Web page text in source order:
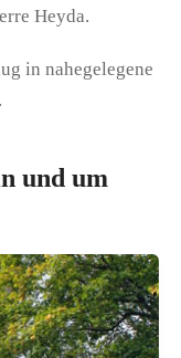
Heyda.
in nahegelegene
.
und um